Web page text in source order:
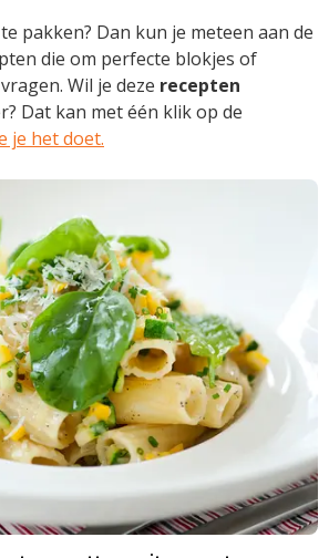
pakken? Dan kun je meteen aan de
die om perfecte blokjes of
Wil je deze recepten
Dat kan met één klik op de
je het doet.